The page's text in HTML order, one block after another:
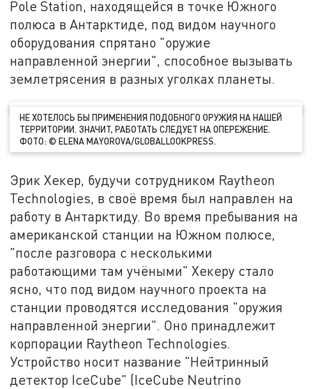
Pole Station, находящейся в точке Южного
полюса в Антарктиде, под видом научного
оборудования спрятано "оружие
направленной энергии", способное вызывать
землетрясения в разных уголках планеты.
НЕ ХОТЕЛОСЬ БЫ ПРИМЕНЕНИЯ ПОДОБНОГО ОРУЖИЯ НА НАШЕЙ
ТЕРРИТОРИИ. ЗНАЧИТ, РАБОТАТЬ СЛЕДУЕТ НА ОПЕРЕЖЕНИЕ.
ФОТО: © ELENA MAYOROVA/GLOBALLOOKPRESS.
Эрик Хекер, будучи сотрудником Raytheon
Technologies, в своё время был направлен на
работу в Антарктиду. Во время пребывания на
американской станции на Южном полюсе,
"после разговора с несколькими
работающими там учёными" Хекеру стало
ясно, что под видом научного проекта на
станции проводятся исследования "оружия
направленной энергии". Оно принадлежит
корпорации Raytheon Technologies.
Устройство носит название "Нейтринный
детектор IceCube" (IceCube Neutrino